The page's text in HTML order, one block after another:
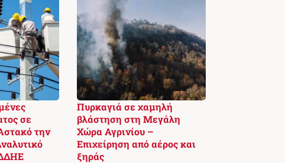
σε
την
Πυρκαγιά σε χαμηλή
βλάστηση στη Μεγάλη
Χώρα Αγρινίου –
Επιχείρηση από αέρος και
ξηράς